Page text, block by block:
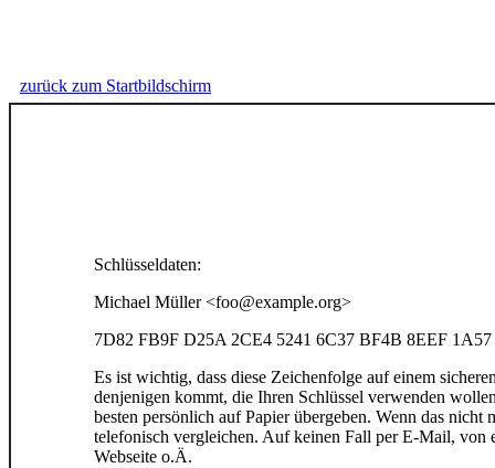
zurück zum Startbildschirm
Schlüsseldaten:
Michael Müller <foo@example.org>
7D82 FB9F D25A 2CE4 5241 6C37 BF4B 8EEF
Es ist wichtig, dass diese Zeichenfolge auf einem
denjenigen kommt, die Ihren Schlüssel verwenden
besten persönlich auf Papier übergeben. Wenn das nicht
telefonisch vergleichen. Auf keinen Fall per E-Mail, von
Webseite o.Ä.